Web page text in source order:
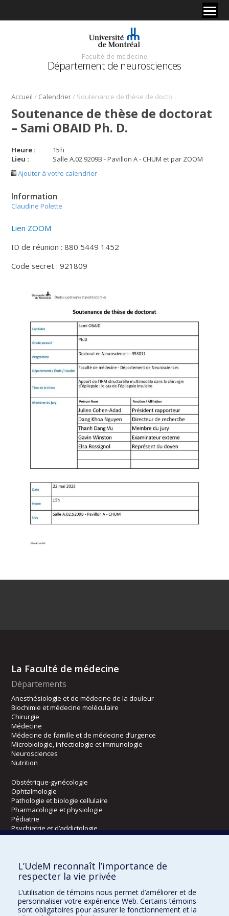
Faculté de médecine
Département de neurosciences
Accueil / Calendrier/ Soutenance de thèse de doctorat – Sami OBAID Ph. D.
Soutenance de thèse de doctorat
– Sami OBAID Ph. D.
Heure : 15h
Lieu :
Salle A.02.9209B - Pavillon A - CHUM et par ZOOM
Ajouter à votre calendrier
Information
Claudine Polette
Lien ZOOM
ID de réunion : 880 5449 1452
Code secret : 921809
La Faculté de médecine
Départements
Anesthésiologie et de médecine de la douleur
Biochimie et médecine moléculaire
Chirurgie
Médecine
Médecine de famille et de médecine d’urgence
Microbiologie, infectiologie et immunologie
Neurosciences
Nutrition
Obstétrique-gynécologie
Ophtalmologie
Pathologie et biologie cellulaire
Pharmacologie et physiologie
Pédiatrie
Psychiatrie et d’addictologie
Radiologie, radio-oncologie et médecine nucléaire
Écoles
Orthophonie et audiologie
Réadaptation
L’UdeM reconnaît l’importance de
respecter la vie privée
L’utilisation de témoins nous permet d’améliorer et de
personnaliser votre expérience Web. Certains témoins
sont obligatoires pour assurer le fonctionnement et la